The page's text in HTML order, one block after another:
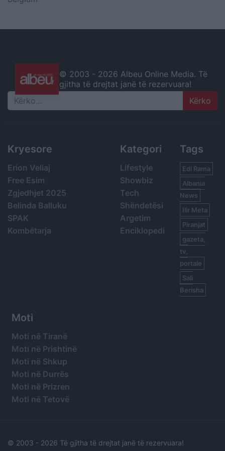
© 2003 - 2026 Albeu Online Media. Të
gjitha të drejtat janë të rezervuara!
Search
Kryesore
Erion Veliaj
Free Esim
Zgjedhjet 2025
Belinda Balluku
SPAK
Kombëtarja
Kategori
Lifestyle
Showbiz
Tech
Shëndetësi
Argetim
Enciklopedi
Tags
Edi Rama
Albania
News
Ilir Meta
Piranjat
gazeta,
tv,
portale
Sali
Berisha
Moti
Moti në Tiranë
Moti në Prishtinë
Moti në Shkup
Moti në Durrës
Moti në Prizren
Moti në Tetovë
© 2003 - 2026 Të gjitha të drejtat janë të rezervuara!